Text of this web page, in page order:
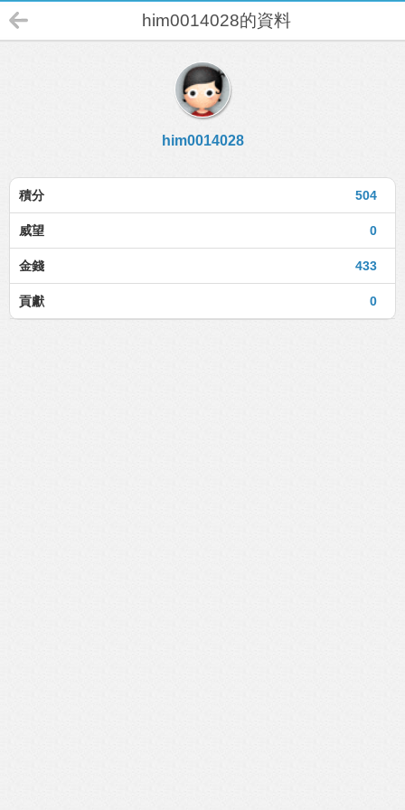
him0014028的資料
him0014028
504
積分
0
威望
433
金錢
0
貢獻